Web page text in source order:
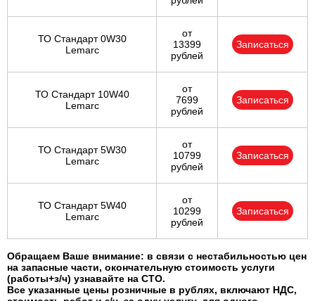
ТО Стандарт 0W30
Lemarc
от
13399
рублей
Записаться
ТО Стандарт 10W40
Lemarc
от
7699
рублей
Записаться
ТО Стандарт 5W30
Lemarc
от
10799
рублей
Записаться
ТО Стандарт 5W40
Lemarc
от
10299
рублей
Записаться
Обращаем Ваше внимание: в связи с нестабильностью цен
на запасные части, окончательную стоимость услуги
(работы+з/ч) узнавайте на СТО.
Все указанные цены розничные в рублях, включают НДС,